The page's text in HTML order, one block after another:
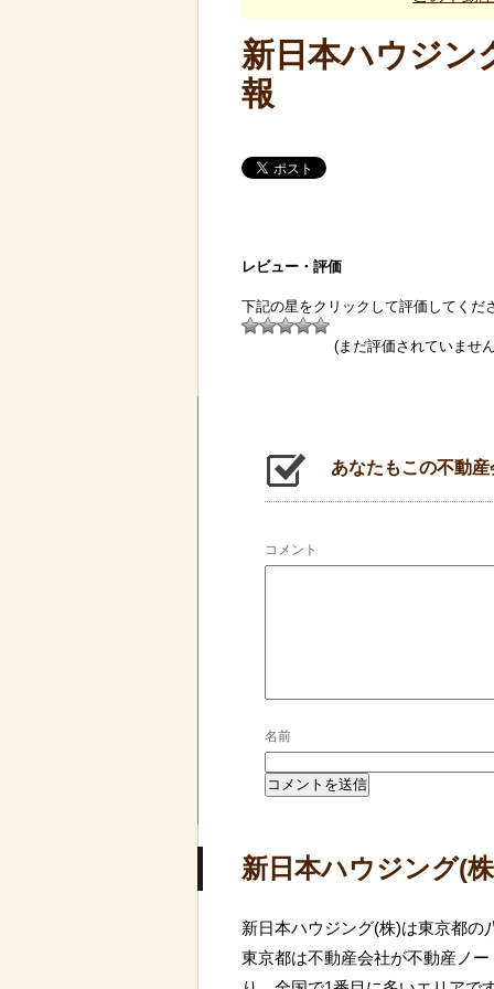
新日本ハウジン
報
レビュー・評価
下記の星をクリックして評価してくだ
(まだ評価されていませ
あなたもこの不動
コメント
名前
新日本ハウジング(
新日本ハウジング(株)は東京都の
東京都は不動産会社が不動産ノ